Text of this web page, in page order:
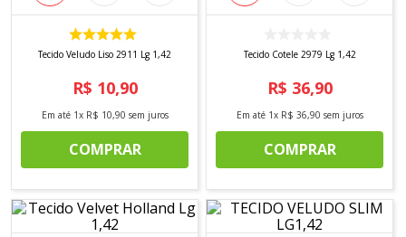
Tecido Veludo Liso 2911 Lg 1,42
R$ 10,90
Em até 1x R$ 10,90 sem juros
COMPRAR
Tecido Cotele 2979 Lg 1,42
R$ 36,90
Em até 1x R$ 36,90 sem juros
COMPRAR
tricoline digital
tecido oxford